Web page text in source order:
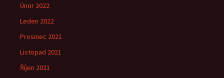
Únor 2022
Leden 2022
Prosinec 2021
Listopad 2021
Říjen 2021